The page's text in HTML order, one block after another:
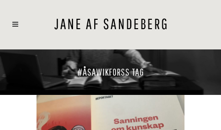
#ÅSAWIKFORSS TAG